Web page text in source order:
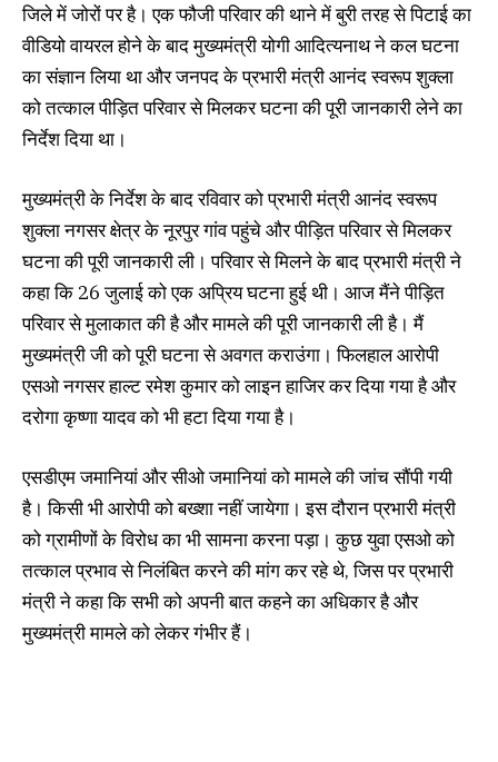
जिले में जोरों पर है। एक फौजी परिवार की थाने में बुरी तरह से पिटाई का
वीडियो वायरल होने के बाद मुख्यमंत्री योगी आदित्यनाथ ने कल घटना
का संज्ञान लिया था और जनपद के प्रभारी मंत्री आनंद स्वरूप शुक्ला
को तत्काल पीड़ित परिवार से मिलकर घटना की पूरी जानकारी लेने का
निर्देश दिया था।
मुख्यमंत्री के निर्देश के बाद रविवार को प्रभारी मंत्री आनंद स्वरूप
शुक्ला नगसर क्षेत्र के नूरपुर गांव पहुंचे और पीड़ित परिवार से मिलकर
घटना की पूरी जानकारी ली। परिवार से मिलने के बाद प्रभारी मंत्री ने
कहा कि 26 जुलाई को एक अप्रिय घटना हुई थी। आज मैंने पीड़ित
परिवार से मुलाकात की है और मामले की पूरी जानकारी ली है। मैं
मुख्यमंत्री जी को पूरी घटना से अवगत कराउंगा। फिलहाल आरोपी
एसओ नगसर हाल्ट रमेश कुमार को लाइन हाजिर कर दिया गया है और
दरोगा कृष्णा यादव को भी हटा दिया गया है।
एसडीएम जमानियां और सीओ जमानियां को मामले की जांच सौंपी गयी
है। किसी भी आरोपी को बख्शा नहीं जायेगा। इस दौरान प्रभारी मंत्री
को ग्रामीणों के विरोध का भी सामना करना पड़ा। कुछ युवा एसओ को
तत्काल प्रभाव से निलंबित करने की मांग कर रहे थे, जिस पर प्रभारी
मंत्री ने कहा कि सभी को अपनी बात कहने का अधिकार है और
मुख्यमंत्री मामले को लेकर गंभीर हैं।